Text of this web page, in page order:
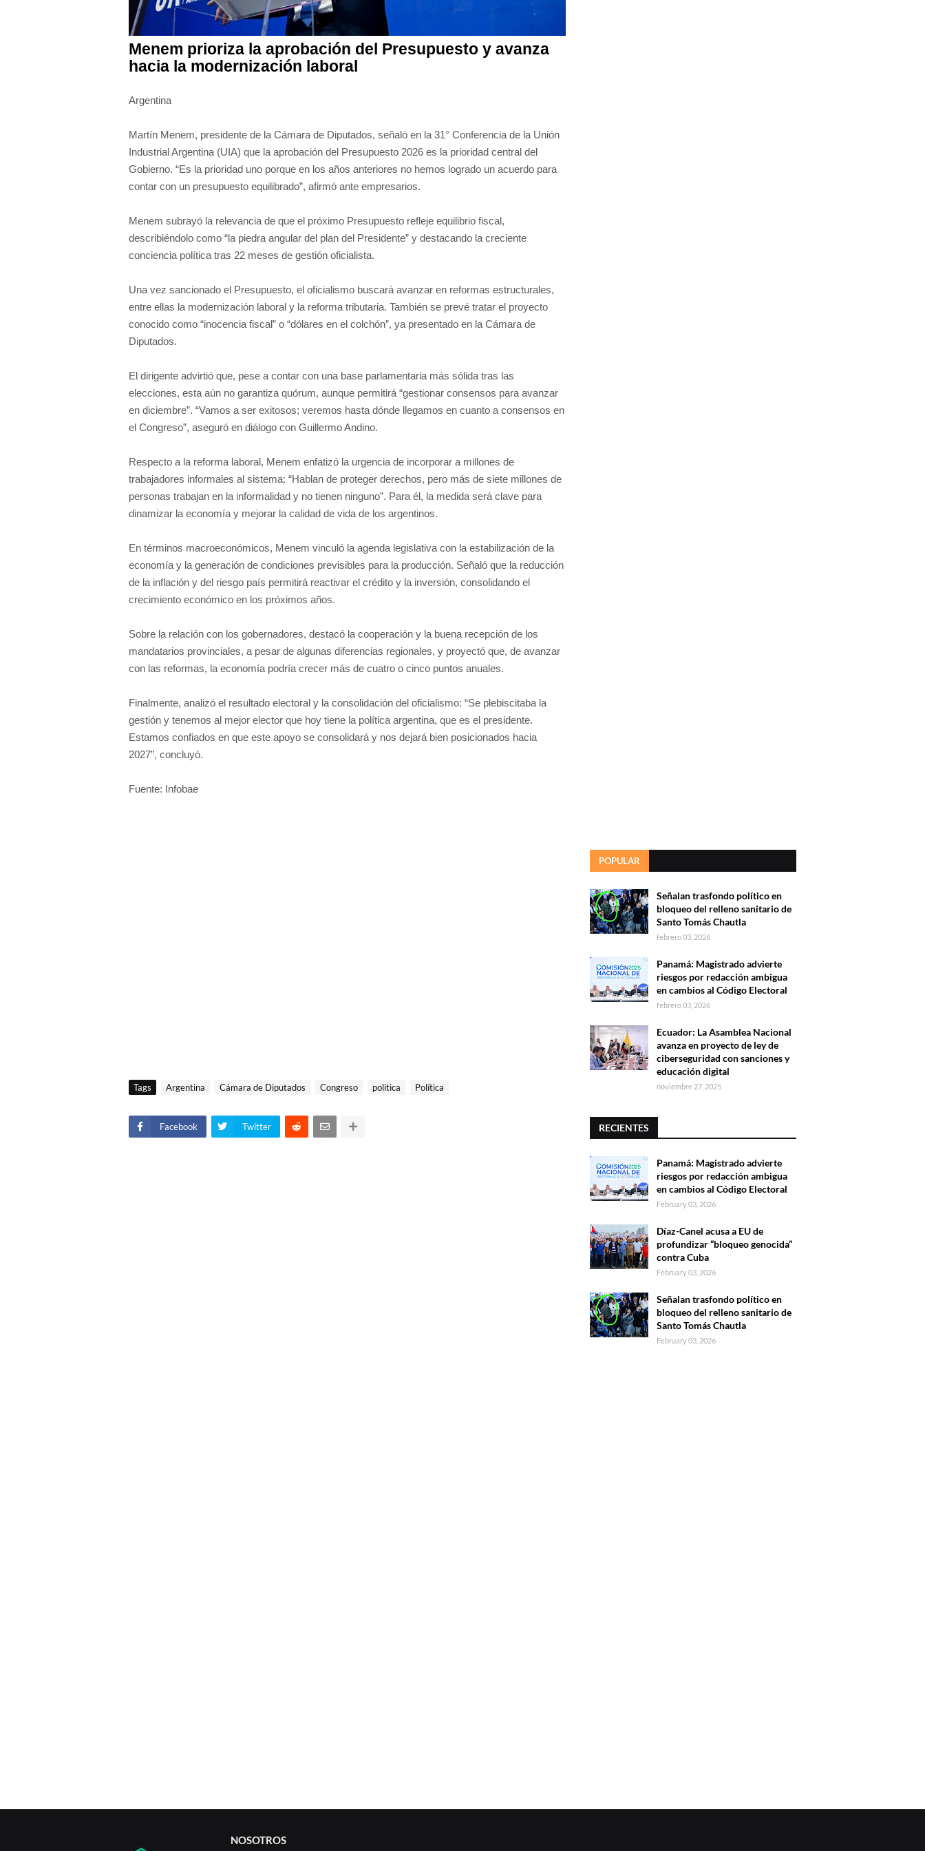
Menem prioriza la aprobación del Presupuesto y avanza
hacia la modernización laboral
Argentina
Martín Menem, presidente de la Cámara de Diputados, señaló en la 31° Conferencia de la Unión
Industrial Argentina (UIA) que la aprobación del Presupuesto 2026 es la prioridad central del
Gobierno. “Es la prioridad uno porque en los años anteriores no hemos logrado un acuerdo para
contar con un presupuesto equilibrado”, afirmó ante empresarios.
Menem subrayó la relevancia de que el próximo Presupuesto refleje equilibrio fiscal,
describiéndolo como “la piedra angular del plan del Presidente” y destacando la creciente
conciencia política tras 22 meses de gestión oficialista.
Una vez sancionado el Presupuesto, el oficialismo buscará avanzar en reformas estructurales,
entre ellas la modernización laboral y la reforma tributaria. También se prevé tratar el proyecto
conocido como “inocencia fiscal” o “dólares en el colchón”, ya presentado en la Cámara de
Diputados.
El dirigente advirtió que, pese a contar con una base parlamentaria más sólida tras las
elecciones, esta aún no garantiza quórum, aunque permitirá “gestionar consensos para avanzar
en diciembre”. “Vamos a ser exitosos; veremos hasta dónde llegamos en cuanto a consensos en
el Congreso”, aseguró en diálogo con Guillermo Andino.
Respecto a la reforma laboral, Menem enfatizó la urgencia de incorporar a millones de
trabajadores informales al sistema: “Hablan de proteger derechos, pero más de siete millones de
personas trabajan en la informalidad y no tienen ninguno”. Para él, la medida será clave para
dinamizar la economía y mejorar la calidad de vida de los argentinos.
En términos macroeconómicos, Menem vinculó la agenda legislativa con la estabilización de la
economía y la generación de condiciones previsibles para la producción. Señaló que la reducción
de la inflación y del riesgo país permitirá reactivar el crédito y la inversión, consolidando el
crecimiento económico en los próximos años.
Sobre la relación con los gobernadores, destacó la cooperación y la buena recepción de los
mandatarios provinciales, a pesar de algunas diferencias regionales, y proyectó que, de avanzar
con las reformas, la economía podría crecer más de cuatro o cinco puntos anuales.
Finalmente, analizó el resultado electoral y la consolidación del oficialismo: “Se plebiscitaba la
gestión y tenemos al mejor elector que hoy tiene la política argentina, que es el presidente.
Estamos confiados en que este apoyo se consolidará y nos dejará bien posicionados hacia
2027”, concluyó.
Fuente: Infobae
Tags Argentina Cámara de Diputados Congreso politica Política
Facebook Twitter
POPULAR
Señalan trasfondo político en
bloqueo del relleno sanitario de
Santo Tomás Chautla
febrero 03, 2026
Panamá: Magistrado advierte
riesgos por redacción ambigua
en cambios al Código Electoral
febrero 03, 2026
Ecuador: La Asamblea Nacional
avanza en proyecto de ley de
ciberseguridad con sanciones y
educación digital
noviembre 27, 2025
RECIENTES
Panamá: Magistrado advierte
riesgos por redacción ambigua
en cambios al Código Electoral
February 03, 2026
Díaz-Canel acusa a EU de
profundizar “bloqueo genocida”
contra Cuba
February 03, 2026
Señalan trasfondo político en
bloqueo del relleno sanitario de
Santo Tomás Chautla
February 03, 2026
NOSOTROS